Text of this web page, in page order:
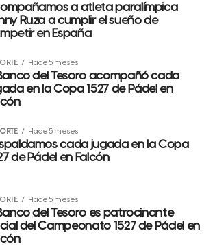
a atleta paralímpica
Ruza a cumplir el sueño de
en España
Hace 5 meses
del Tesoro acompañó cada
en la Copa 1527 de Pádel en
Hace 5 meses
cada jugada en la Copa
de Pádel en Falcón
Hace 5 meses
del Tesoro es patrocinante
del Campeonato 1527 de Pádel en